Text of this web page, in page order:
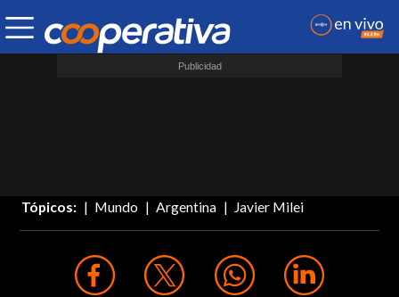
Tópicos: Mundo Argentina Javier Milei